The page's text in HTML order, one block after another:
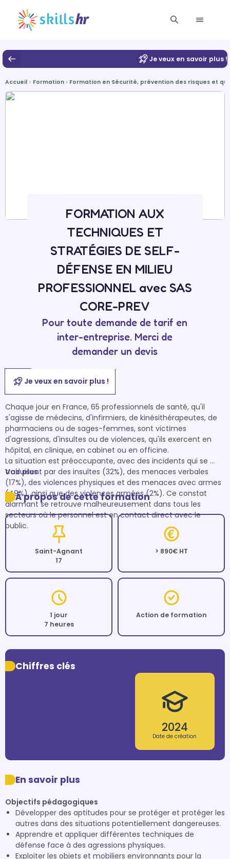
Je veux en savoir plus !
Accueil Formation Formation en Sécurité, prévention des risques et
FORMATION AUX
TECHNIQUES ET
STRATÉGIES DE SELF-
DÉFENSE EN MILIEU
PROFESSIONNEL avec SAS
CORE-PREV
Pour toute demande de tarif en
inter-entreprise. Merci de
demander un devis
Je veux en savoir plus !
Chaque jour en France, 65 professionnels de santé, qu'il
s'agisse de médecins, d'infirmiers, de kinésithérapeutes, de
pharmaciens ou de sages-femmes, sont victimes
d'agressions, d'insultes ou de violences, qu'ils exercent en
hôpital, en clinique, en cabinet ou en officine.
La situation est préoccupante, avec des incidents qui se
traduisent par des insultes (32%), des menaces verbales
(17%), des violences physiques et des menaces avec armes
(49%), ainsi que des violences armées (2%). Ce constat
alarmant se retrouve malheureusement dans tous les
secteurs où le personnel est en contact direct avec le
public.
Voir plus
À propos de cette formation
Saint-Agnant
17
> 890€ HT
1 jour
7 heures
Action de formation
Chiffres clés
2024
Date de création
En savoir plus
Objectifs pédagogiques
Développer des aptitudes pour se protéger et protéger les
autres dans des situations potentiellement dangereuses.
Apprendre et appliquer différentes techniques de
défense face à des agressions physiques.
Exploiter les objets et mobiliers environnants pour la